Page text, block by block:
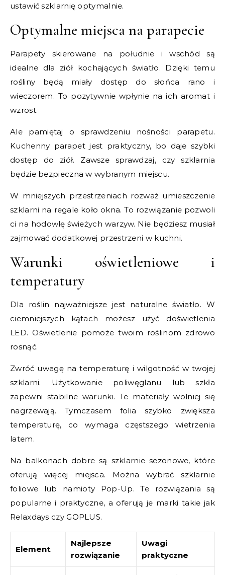
ustawić szklarnię optymalnie.
Optymalne miejsca na parapecie
Parapety skierowane na południe i wschód są
idealne dla ziół kochających światło. Dzięki temu
rośliny będą miały dostęp do słońca rano i
wieczorem. To pozytywnie wpłynie na ich aromat i
wzrost.
Ale pamiętaj o sprawdzeniu nośności parapetu.
Kuchenny parapet jest praktyczny, bo daje szybki
dostęp do ziół. Zawsze sprawdzaj, czy szklarnia
będzie bezpieczna w wybranym miejscu.
W mniejszych przestrzeniach rozważ umieszczenie
szklarni na regale koło okna. To rozwiązanie pozwoli
ci na hodowlę świeżych warzyw. Nie będziesz musiał
zajmować dodatkowej przestrzeni w kuchni.
Warunki oświetleniowe i
temperatury
Dla roślin najważniejsze jest naturalne światło. W
ciemniejszych kątach możesz użyć doświetlenia
LED. Oświetlenie pomoże twoim roślinom zdrowo
rosnąć.
Zwróć uwagę na temperaturę i wilgotność w twojej
szklarni. Użytkowanie poliwęglanu lub szkła
zapewni stabilne warunki. Te materiały wolniej się
nagrzewają. Tymczasem folia szybko zwiększa
temperaturę, co wymaga częstszego wietrzenia
latem.
Na balkonach dobre są szklarnie sezonowe, które
oferują więcej miejsca. Można wybrać szklarnie
foliowe lub namioty Pop-Up. Te rozwiązania są
popularne i praktyczne, a oferują je marki takie jak
Relaxdays czy GOPLUS.
Element
Najlepsze
rozwiązanie
Uwagi
praktyczne